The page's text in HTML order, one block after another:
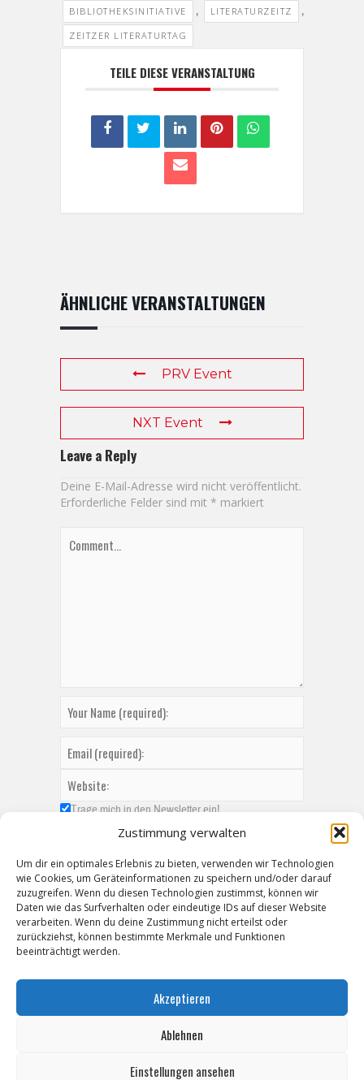
Zustimmung verwalten
Um dir ein optimales Erlebnis zu bieten, verwenden wir Technologien
wie Cookies, um Geräteinformationen zu speichern und/oder darauf
zuzugreifen. Wenn du diesen Technologien zustimmst, können wir
Daten wie das Surfverhalten oder eindeutige IDs auf dieser Website
verarbeiten. Wenn du deine Zustimmung nicht erteilst oder
zurückziehst, können bestimmte Merkmale und Funktionen
beeinträchtigt werden.
Akzeptieren
Ablehnen
Einstellungen ansehen
BIBLIOTHEKSINITIATIVE , LITERATURZEITZ ,
ZEITZER LITERATURTAG
TEILE DIESE VERANSTALTUNG
ÄHNLICHE VERANSTALTUNGEN
PRV Event
NXT Event
Leave a Reply
Deine E-Mail-Adresse wird nicht veröffentlicht.
Erforderliche Felder sind mit * markiert
Trage mich in den Newsletter ein!